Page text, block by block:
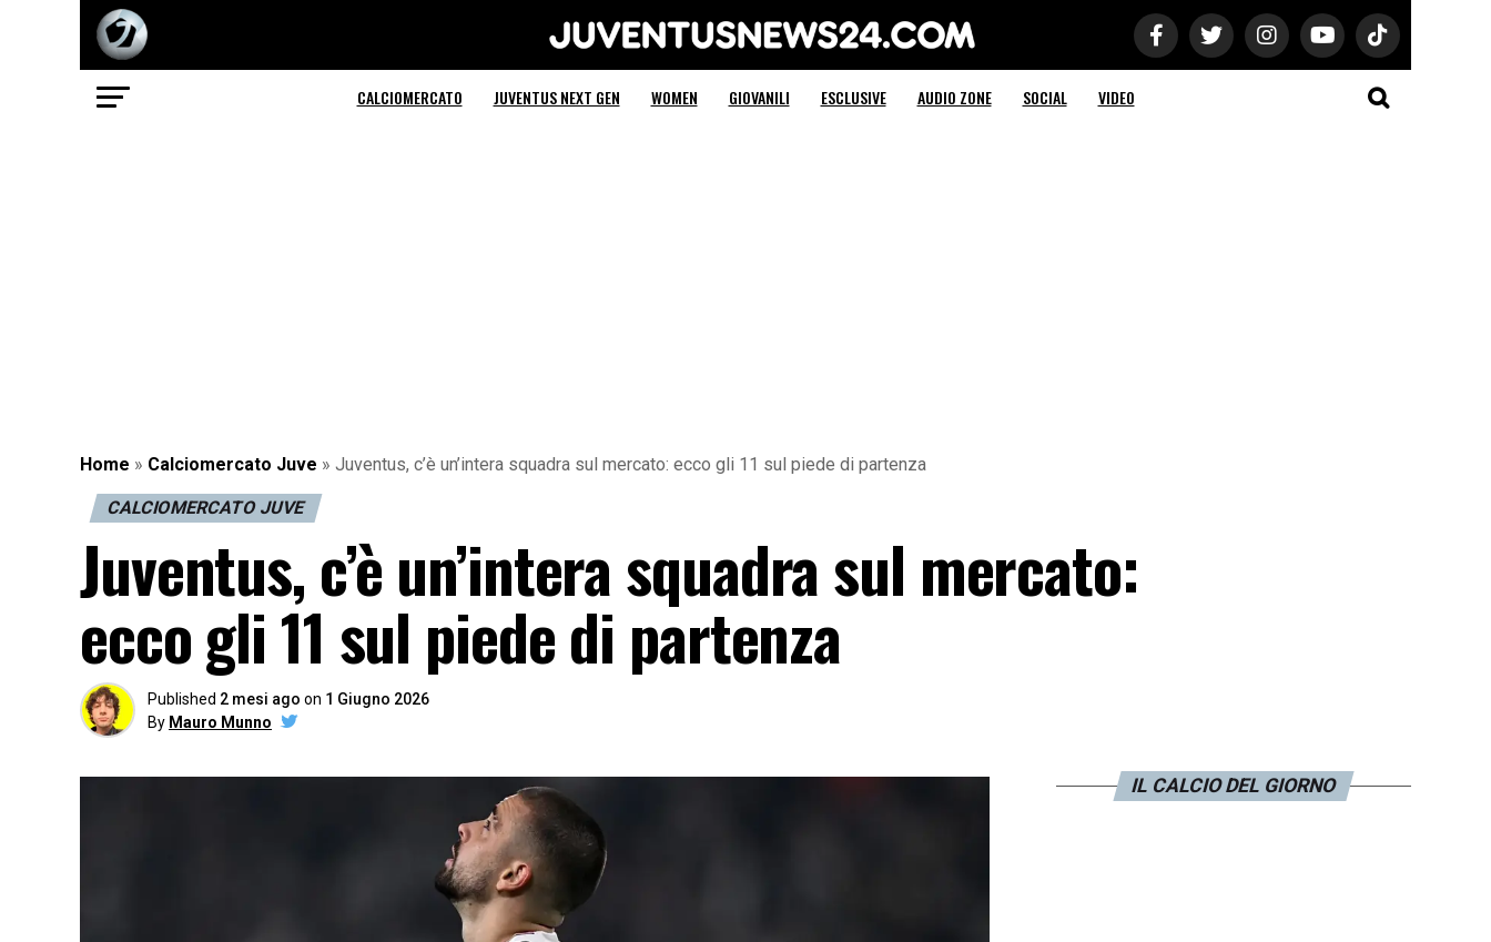
Juventus News 24
CALCIOMERCATO JUVENTUS NEXT GEN WOMEN GIOVANILI ESCLUSIVE AUDIO ZONE SOCIAL VIDEO
Home » Calciomercato Juve » Juventus, c’è un’intera squadra sul mercato: ecco gli 11 sul piede di partenza
CALCIOMERCATO JUVE
Juventus, c’è un’intera squadra sul mercato:
ecco gli 11 sul piede di partenza
Published 2 mesi ago on 1 Giugno 2026
By Mauro Munno
IL CALCIO DEL GIORNO